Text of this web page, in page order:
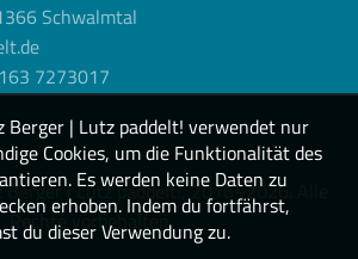
Schwalmtal
7273017
Berger | Lutz paddelt!, 2016–2026. Alle
Rechte vorbehalten.
Berger | Lutz paddelt! verwendet nur
Cookies, um die Funktionalität des
Es werden keine Daten zu
erhoben. Indem du fortfährst,
du dieser Verwendung zu.